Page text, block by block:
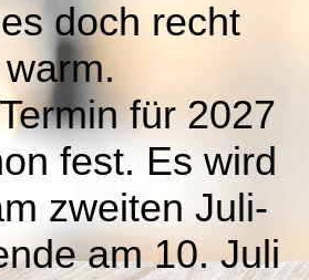
doch recht
warm.
für 2027
fest. Es wird
zweiten Juli-
am 10. Juli